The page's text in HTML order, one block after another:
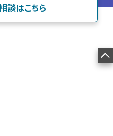
談はこちら